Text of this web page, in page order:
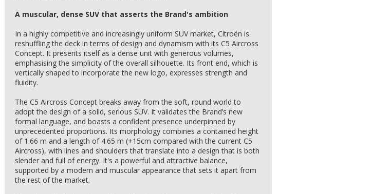
A muscular, dense SUV that asserts the Brand's ambition
In a highly competitive and increasingly uniform SUV market, Citroën is
reshuffling the deck in terms of design and dynamism with its C5 Aircross
Concept. It presents itself as a dense unit with generous volumes,
emphasising the simplicity of the overall silhouette. Its front end, which is
vertically shaped to incorporate the new logo, expresses strength and
fluidity.
The C5 Aircross Concept breaks away from the soft, round world to
adopt the design of a solid, serious SUV. It validates the Brand’s new
formal language, and boasts a confident presence underpinned by
unprecedented proportions. Its morphology combines a contained height
of 1.66 m and a length of 4.65 m (+15cm compared with the current C5
Aircross), with lines and shoulders that translate into a design that is both
slender and full of energy. It's a powerful and attractive balance,
supported by a modern and muscular appearance that sets it apart from
the rest of the market.